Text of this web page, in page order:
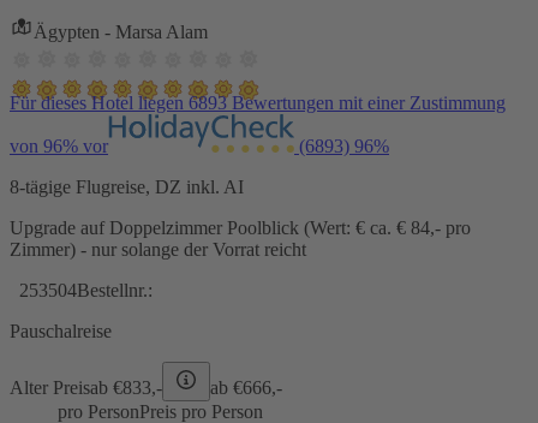
Ägypten - Marsa Alam
Für dieses Hotel liegen 6893 Bewertungen mit einer Zustimmung
von 96% vor (6893) 96%
8-tägige Flugreise, DZ inkl. AI
Upgrade auf Doppelzimmer Poolblick (Wert: € ca. € 84,- pro
Zimmer) - nur solange der Vorrat reicht
253504Bestellnr.:
Pauschalreise
Alter Preisab €833,- ab €666,-
pro PersonPreis pro Person